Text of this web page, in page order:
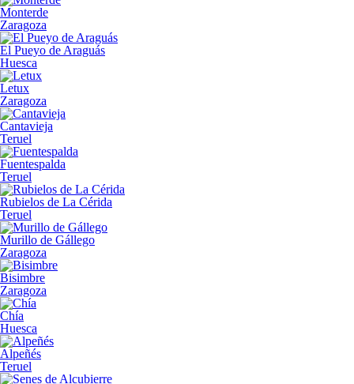
Monterde
Zaragoza
El Pueyo de Araguás
Huesca
Letux
Zaragoza
Cantavieja
Teruel
Fuentespalda
Teruel
Rubielos de La Cérida
Teruel
Murillo de Gállego
Zaragoza
Bisimbre
Zaragoza
Chía
Huesca
Alpeñés
Teruel